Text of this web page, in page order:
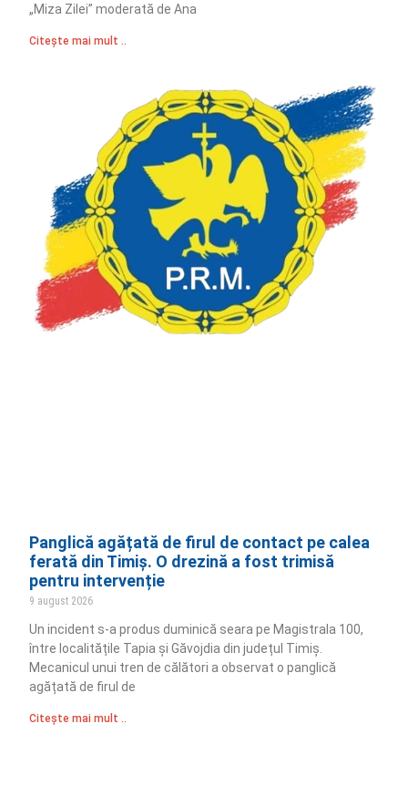
„Miza Zilei” moderată de Ana
Citește mai mult ..
Panglică agățată de firul de contact pe calea
ferată din Timiș. O drezină a fost trimisă
pentru intervenție
9 august 2026
Un incident s-a produs duminică seara pe Magistrala 100,
între localitățile Tapia și Găvojdia din județul Timiș.
Mecanicul unui tren de călători a observat o panglică
agățată de firul de
Citește mai mult ..